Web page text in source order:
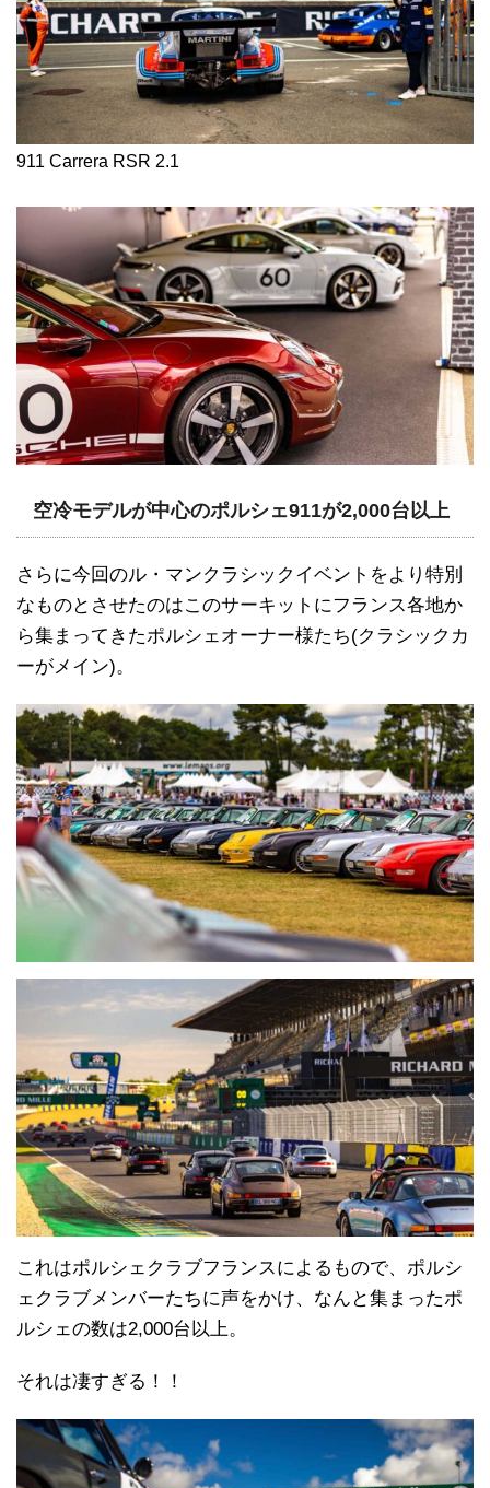
911 Carrera RSR 2.1
空冷モデルが中心のポルシェ911が2,000台以上
さらに今回のル・マンクラシックイベントをより特別
なものとさせたのはこのサーキットにフランス各地か
ら集まってきたポルシェオーナー様たち(クラシックカ
ーがメイン)。
これはポルシェクラブフランスによるもので、ポルシ
ェクラブメンバーたちに声をかけ、なんと集まったポ
ルシェの数は2,000台以上。
それは凄すぎる！！